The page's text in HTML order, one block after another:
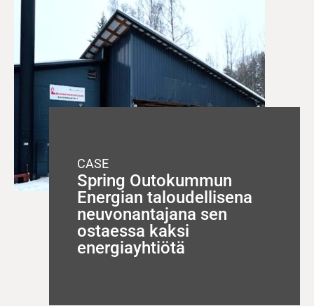
CASE
Spring Outokummun
Energian taloudellisena
neuvonantajana sen
ostaessa kaksi
energiayhtiötä